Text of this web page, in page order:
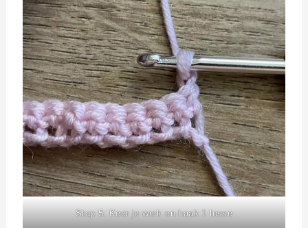
Stap 5: Keer je werk en haak 1 losse